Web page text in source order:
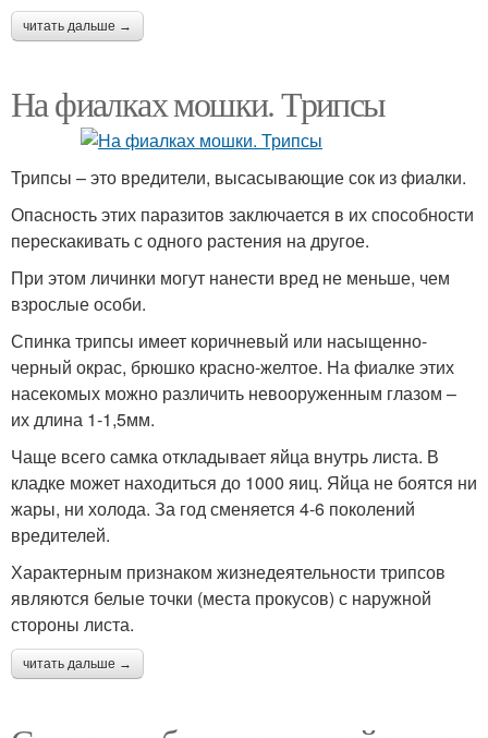
читать дальше →
На фиалках мошки. Трипсы
Трипсы – это вредители, высасывающие сок из фиалки.
Опасность этих паразитов заключается в их способности
перескакивать с одного растения на другое.
При этом личинки могут нанести вред не меньше, чем
взрослые особи.
Спинка трипсы имеет коричневый или насыщенно-
черный окрас, брюшко красно-желтое. На фиалке этих
насекомых можно различить невооруженным глазом –
их длина 1-1,5мм.
Чаще всего самка откладывает яйца внутрь листа. В
кладке может находиться до 1000 яиц. Яйца не боятся ни
жары, ни холода. За год сменяется 4-6 поколений
вредителей.
Характерным признаком жизнедеятельности трипсов
являются белые точки (места прокусов) с наружной
стороны листа.
читать дальше →